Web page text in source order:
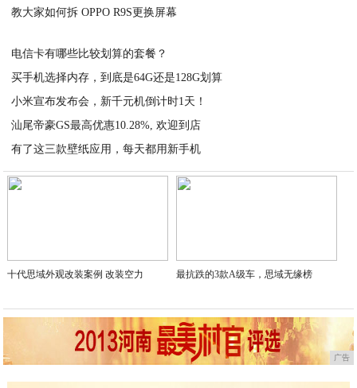
教大家如何拆 OPPO R9S更换屏幕
电信卡有哪些比较划算的套餐？
买手机选择内存，到底是64G还是128G划算
小米宣布发布会，新千元机倒计时1天！
汕尾帝豪GS最高优惠10.28%, 欢迎到店
有了这三款壁纸应用，每天都用新手机
2020-07-21
十代思域外观改装案例 改装空力 最抗跌的3款A级车，思域无缘榜
广告